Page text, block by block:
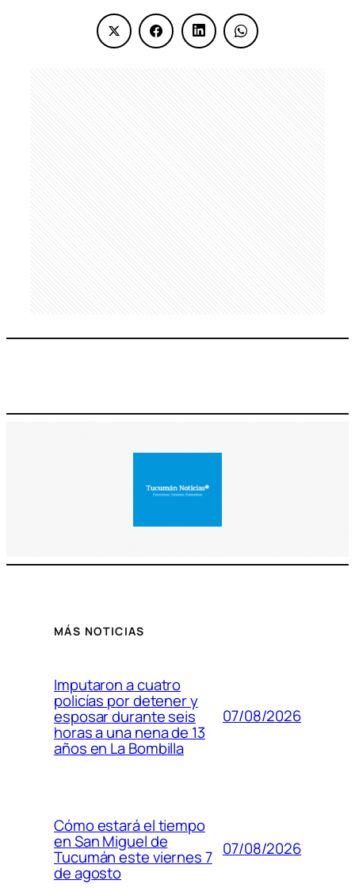
MÁS NOTICIAS
Imputaron a cuatro
policías por detener y
esposar durante seis
horas a una nena de 13
años en La Bombilla
07/08/2026
Cómo estará el tiempo
en San Miguel de
Tucumán este viernes 7
de agosto
07/08/2026